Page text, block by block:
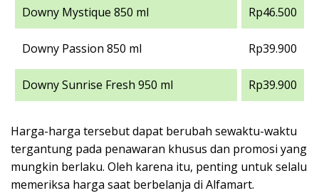
Downy Mystique 850 ml Rp46.500
Downy Passion 850 ml Rp39.900
Downy Sunrise Fresh 950 ml Rp39.900
Harga-harga tersebut dapat berubah sewaktu-waktu
tergantung pada penawaran khusus dan promosi yang
mungkin berlaku. Oleh karena itu, penting untuk selalu
memeriksa harga saat berbelanja di Alfamart.